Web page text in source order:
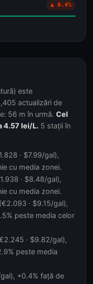
▲ 0.4%
este
actualizări de
56 m în urmă. Cel
4.57 lei/L. 5 stații în
· $7.99/gal),
cu media zonei.
· $8.48/gal),
cu media zonei.
· $9.15/gal),
peste media celor
· $9.82/gal),
peste media
+0.4% față de